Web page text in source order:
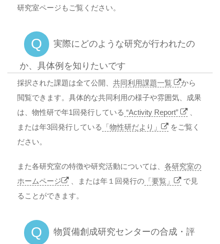
研究室ページもご覧ください。
Q 実際にどのような研究が行われたの
か、具体例を知りたいです
採択された課題は全て公開、 共同利用課題一覧
から
閲覧できます。具体的な共同利用の様子や雰囲気、成果
は、物性研で年1回発行している “Activity Report”
または年3回発行している
「物性研だより」
をご覧く
ださい。
また各研究室の特徴や研究活動については、 各研究室の
ホームページ
、または年１回発行の 「要覧」
で見
ることができます。
Q 物質備創成研究センターの合成・評